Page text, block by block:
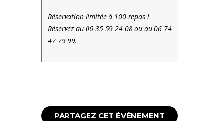
Réservation limitée à 100 repas !
Réservez au 06 35 59 24 08 ou au 06 74
47 79 99.
PARTAGEZ CET ÉVÉNEMENT